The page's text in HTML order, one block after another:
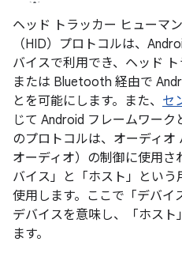
ヘッド トラッカー ヒューマ
（HID）プロトコルは、
バイスで利用でき、ヘッド
または Bluetooth 経由で
とを可能にします。また、 セ
じて Android フレームワー
のプロトコルは、オーディオ
オーディオ）の制御に使用
バイス」と「ホスト」という
使用します。ここで「デバイ
デバイスを意味し、「ホスト
ます。